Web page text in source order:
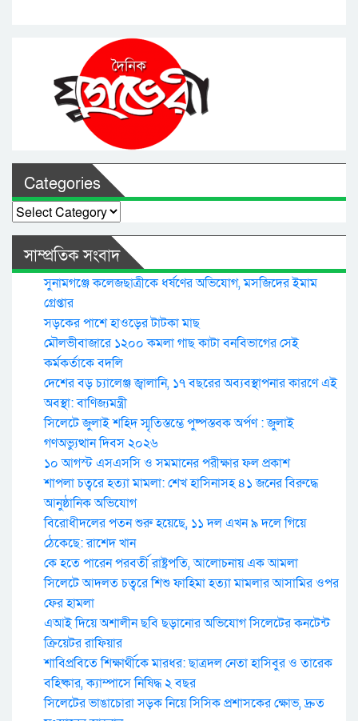
Categories
Categories
সাম্প্রতিক সংবাদ
সুনামগঞ্জে কলেজছাত্রীকে ধর্ষণের অভিযোগ, মসজিদের ইমাম
গ্রেপ্তার
সড়কের পাশে হাওড়ের টাটকা মাছ
মৌলভীবাজারে ১২০০ কমলা গাছ কাটা বনবিভাগের সেই
কর্মকর্তাকে বদলি
দেশের বড় চ্যালেঞ্জ জ্বালানি, ১৭ বছরের অব্যবস্থাপনার কারণে এই
অবস্থা: বাণিজ্যমন্ত্রী
সিলেটে জুলাই শহিদ স্মৃতিস্তম্ভে পুষ্পস্তবক অর্পণ : জুলাই
গণঅভ্যুত্থান দিবস ২০২৬
১০ আগস্ট এসএসসি ও সমমানের পরীক্ষার ফল প্রকাশ
শাপলা চত্বরে হত্যা মামলা: শেখ হাসিনাসহ ৪১ জনের বিরুদ্ধে
আনুষ্ঠানিক অভিযোগ
বিরোধীদলের পতন শুরু হয়েছে, ১১ দল এখন ৯ দলে গিয়ে
ঠেকেছে: রাশেদ খান
কে হতে পারেন পরবর্তী রাষ্ট্রপতি, আলোচনায় এক আমলা
সিলেটে আদলত চত্বরে শিশু ফাহিমা হত্যা মামলার আসামির ওপর
ফের হামলা
এআই দিয়ে অশালীন ছবি ছড়ানোর অভিযোগ সিলেটের কনটেন্ট
ক্রিয়েটর রাফিয়ার
শাবিপ্রবিতে শিক্ষার্থীকে মারধর: ছাত্রদল নেতা হাসিবুর ও তারেক
বহিষ্কার, ক্যাম্পাসে নিষিদ্ধ ২ বছর
সিলেটের ভাঙাচোরা সড়ক নিয়ে সিসিক প্রশাসকের ক্ষোভ, দ্রুত